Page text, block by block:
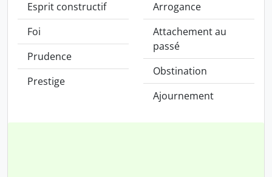
Esprit constructif
Foi
Prudence
Prestige
Arrogance
Attachement au
passé
Obstination
Ajournement